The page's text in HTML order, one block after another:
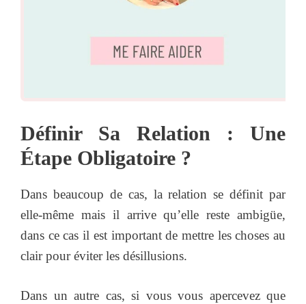
Définir Sa Relation : Une
Étape Obligatoire ?
Dans beaucoup de cas, la relation se définit par
elle-même mais il arrive qu’elle reste ambigüe,
dans ce cas il est important de mettre les choses au
clair pour éviter les désillusions.
Dans un autre cas, si vous vous apercevez que